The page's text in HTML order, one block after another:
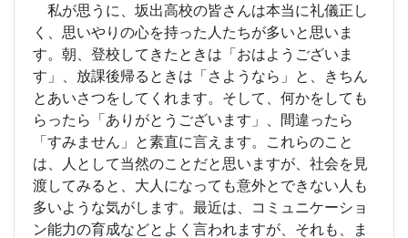
私が思うに、坂出高校の皆さんは本当に礼儀正し
く、思いやりの心を持った人たちが多いと思いま
す。朝、登校してきたときは「おはようございま
す」、放課後帰るときは「さようなら」と、きちん
とあいさつをしてくれます。そして、何かをしても
らったら「ありがとうございます」、間違ったら
「すみません」と素直に言えます。これらのこと
は、人として当然のことだと思いますが、社会を見
渡してみると、大人になっても意外とできない人も
多いような気がします。最近は、コミュニケーショ
ン能力の育成などとよく言われますが、それも、ま